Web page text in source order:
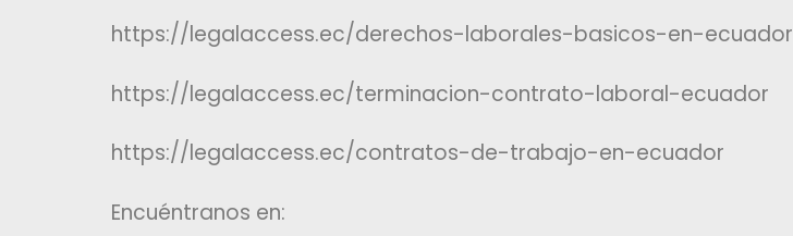
https://legalaccess.ec/derechos-laborales-basicos-en-ecuador
https://legalaccess.ec/terminacion-contrato-laboral-ecuador
https://legalaccess.ec/contratos-de-trabajo-en-ecuador
Encuéntranos en: